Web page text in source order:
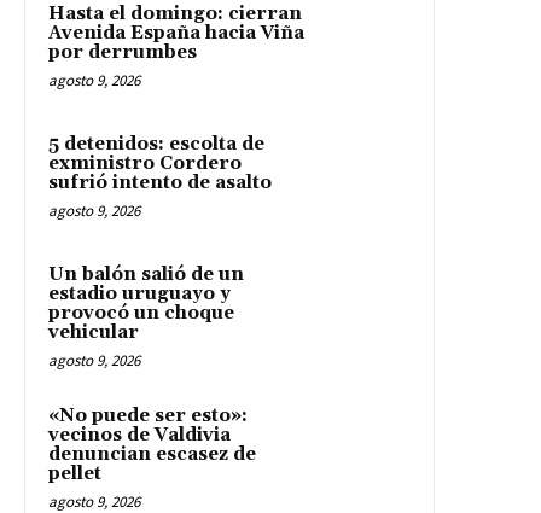
Hasta el domingo: cierran
Avenida España hacia Viña
por derrumbes
agosto 9, 2026
5 detenidos: escolta de
exministro Cordero
sufrió intento de asalto
agosto 9, 2026
Un balón salió de un
estadio uruguayo y
provocó un choque
vehicular
agosto 9, 2026
«No puede ser esto»:
vecinos de Valdivia
denuncian escasez de
pellet
agosto 9, 2026